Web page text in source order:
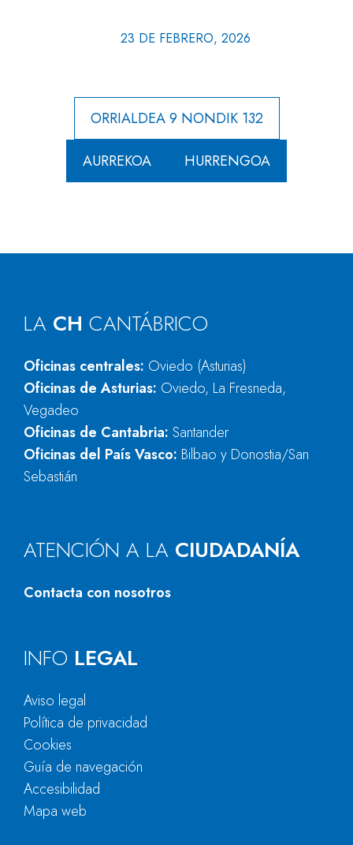
23 DE FEBRERO, 2026
ORRIALDEA 9 NONDIK 132
AURREKOA HURRENGOA
LA CH CANTÁBRICO
Oficinas centrales: Oviedo (Asturias)
Oficinas de Asturias: Oviedo, La Fresneda,
Vegadeo
Oficinas de Cantabria: Santander
Oficinas del País Vasco: Bilbao y Donostia/San
Sebastián
ATENCIÓN A LA CIUDADANÍA
Contacta con nosotros
INFO LEGAL
Aviso legal
Política de privacidad
Cookies
Guía de navegación
Accesibilidad
Mapa web